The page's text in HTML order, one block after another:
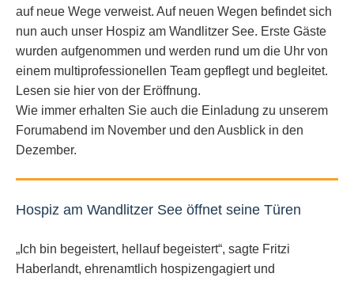
auf neue Wege verweist. Auf neuen Wegen befindet sich
nun auch unser Hospiz am Wandlitzer See. Erste Gäste
wurden aufgenommen und werden rund um die Uhr von
einem multiprofessionellen Team gepflegt und begleitet.
Lesen sie hier von der Eröffnung.
Wie immer erhalten Sie auch die Einladung zu unserem
Forumabend im November und den Ausblick in den
Dezember.
Hospiz am Wandlitzer See öffnet seine Türen
„Ich bin begeistert, hellauf begeistert“, sagte Fritzi
Haberlandt, ehrenamtlich hospizengagiert und